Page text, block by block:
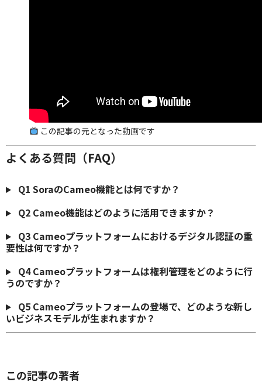
この記事の元となった動画です
よくある質問（FAQ）
Q1 SoraのCameo機能とは何ですか？
Q2 Cameo機能はどのように活用できますか？
Q3 Cameoプラットフォームにおけるデジタル認証の重
要性は何ですか？
Q4 Cameoプラットフォームは権利管理をどのように行
うのですか？
Q5 Cameoプラットフォームの登場で、どのような新し
いビジネスモデルが生まれますか？
この記事の著者